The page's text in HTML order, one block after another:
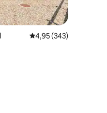
4,95 av 5 i
4,95 (343)